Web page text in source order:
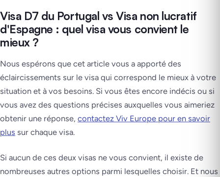
Visa D7 du Portugal vs Visa non lucratif
d'Espagne : quel visa vous convient le
mieux ?
Nous espérons que cet article vous a apporté des
éclaircissements sur le visa qui correspond le mieux à votre
situation et à vos besoins. Si vous êtes encore indécis ou si
vous avez des questions précises auxquelles vous aimeriez
obtenir une réponse, contactez Viv Europe pour en savoir
plus sur chaque visa.
Si aucun de ces deux visas ne vous convient, il existe de
nombreuses autres options parmi lesquelles choisir. Et nous